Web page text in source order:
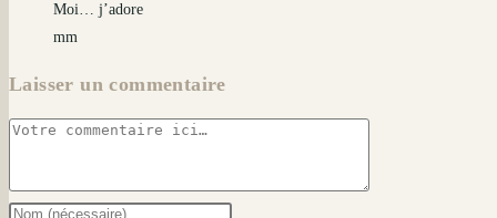
Moi… j’adore
mm
Laisser un commentaire
Comment
Enter